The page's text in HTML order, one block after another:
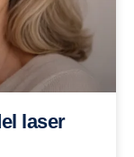
laser